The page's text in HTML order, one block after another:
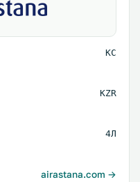
KC
KZR
4Л
airastana.com →